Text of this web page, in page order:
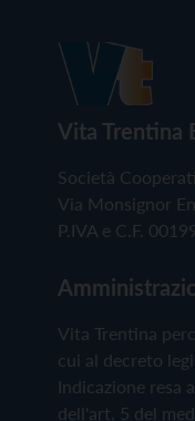
Vita Trentina
Società
Via Monsignor
P.IVA e C.F.
Vita Trentina
cui al decreto
Indicazione resa
dell'art. 5 del